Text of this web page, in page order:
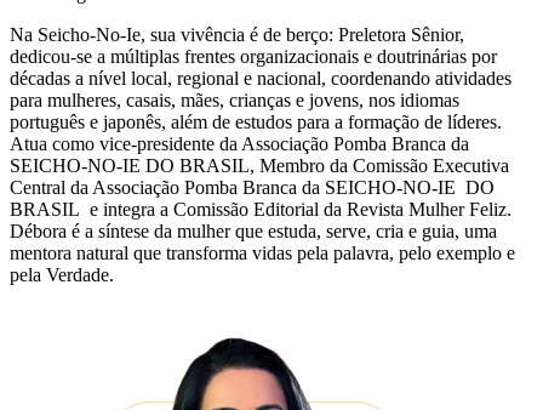
Na Seicho-No-Ie, sua vivência é de berço: Preletora Sênior,
dedicou-se a múltiplas frentes organizacionais e doutrinárias por
décadas a nível local, regional e nacional, coordenando atividades
para mulheres, casais, mães, crianças e jovens, nos idiomas
português e japonês, além de estudos para a formação de líderes.
Atua como vice-presidente da Associação Pomba Branca da
SEICHO-NO-IE DO BRASIL, Membro da Comissão Executiva
Central da Associação Pomba Branca da SEICHO-NO-IE DO
BRASIL e integra a Comissão Editorial da Revista Mulher Feliz.
Débora é a síntese da mulher que estuda, serve, cria e guia, uma
mentora natural que transforma vidas pela palavra, pelo exemplo e
pela Verdade.